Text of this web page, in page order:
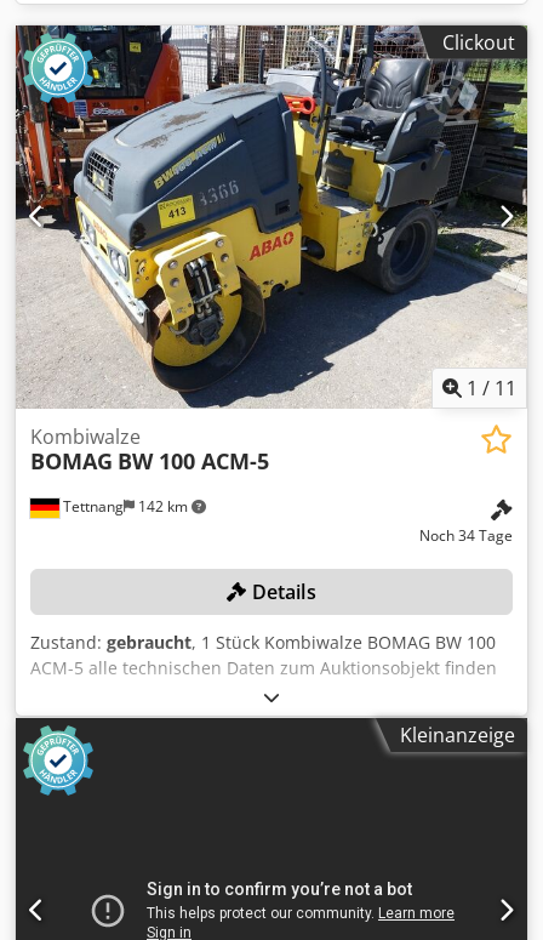
Clickout
1 / 11
Tettnang 142 km
Kombiwalze
BOMAG BW 100 ACM-5
Noch 34 Tage
Details
Zustand: gebraucht, 1 Stück Kombiwalze BOMAG BW 100
ACM-5 alle technischen Daten zum Auktionsobjekt finden
Sie unter "Dokumente" als PDF als Download!
Chsdpfxezqayco Aipsa Farbe: wie abgebildet, gemäß
Bildern und Besichtigung Zustand: gebrauchtKleinanzeige